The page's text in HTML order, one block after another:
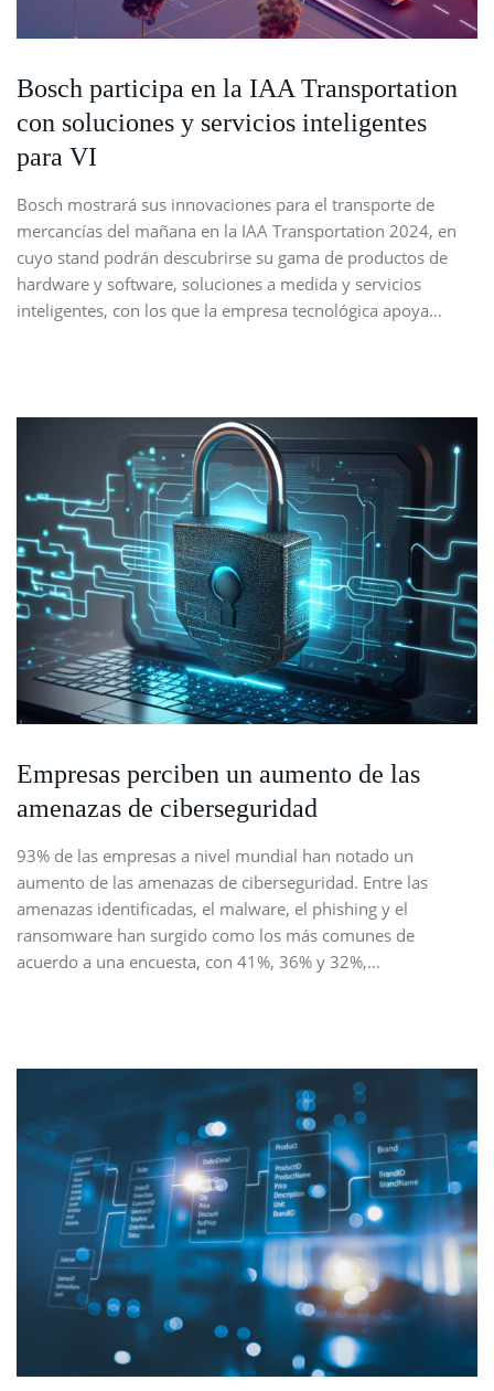
Bosch participa en la IAA Transportation
con soluciones y servicios inteligentes
para VI
Bosch mostrará sus innovaciones para el transporte de
mercancías del mañana en la IAA Transportation 2024, en
cuyo stand podrán descubrirse su gama de productos de
hardware y software, soluciones a medida y servicios
inteligentes, con los que la empresa tecnológica apoya…
Empresas perciben un aumento de las
amenazas de ciberseguridad
93% de las empresas a nivel mundial han notado un
aumento de las amenazas de ciberseguridad. Entre las
amenazas identificadas, el malware, el phishing y el
ransomware han surgido como los más comunes de
acuerdo a una encuesta, con 41%, 36% y 32%,…